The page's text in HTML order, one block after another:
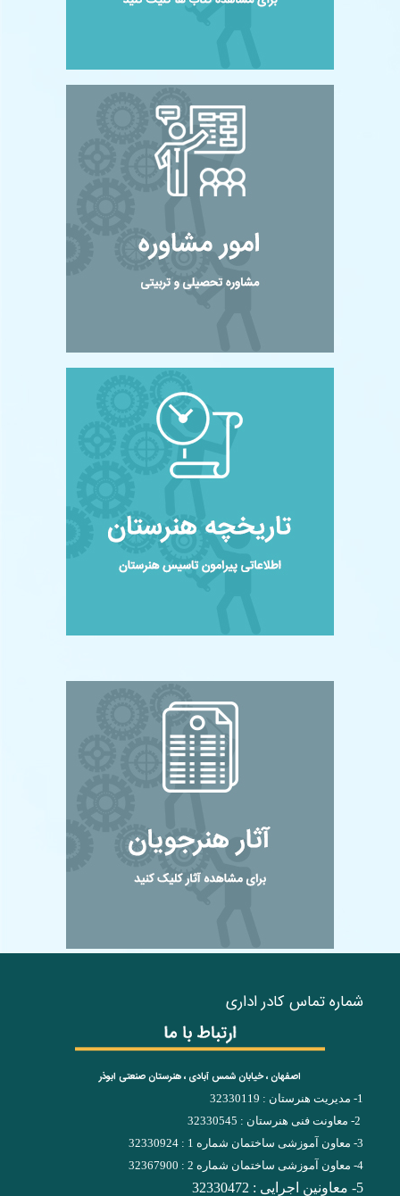
شماره تماس کادر اداری
اصفهان ، خیابان شمس آبادی ، هنرستان صنعتی ابوذر
1- مدیریت هنرستان : 32330119
2- معاونت فنی هنرستان : 32330545
3- معاون آموزشی ساختمان شماره 1 : 32330924
4- معاون آموزشی ساختمان شماره 2 : 32367900
5- معاونین اجرایی : 32330472